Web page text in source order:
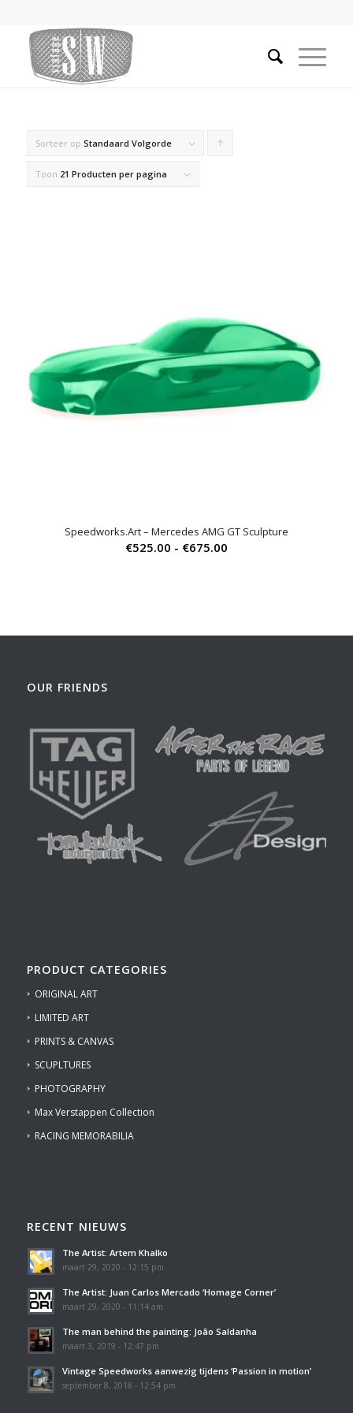
Sorteer op Standaard Volgorde
Toon 21 Producten per pagina
Speedworks.Art – Mercedes AMG GT Sculpture
€525.00 - €675.00Prijsklasse:
OUR FRIENDS
PRODUCT CATEGORIES
ORIGINAL ART
LIMITED ART
PRINTS & CANVAS
SCUPLTURES
PHOTOGRAPHY
Max Verstappen Collection
RACING MEMORABILIA
RECENT NIEUWS
The Artist: Artem Khalko
maart 29, 2020 - 12:15 pm
The Artist: Juan Carlos Mercado ‘Homage Corner’
maart 29, 2020 - 11:14 am
The man behind the painting: João Saldanha
maart 3, 2019 - 12:47 pm
Vintage Speedworks aanwezig tijdens ‘Passion in motion’
september 8, 2018 - 12:54 pm